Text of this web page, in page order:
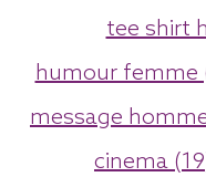
tee shirt
humour femme
message
cinema